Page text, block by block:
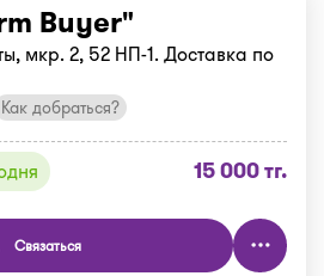
Buyer"
мкр. 2, 52 НП-1. Доставка по
Как добраться?
15 000 тг.
Связаться